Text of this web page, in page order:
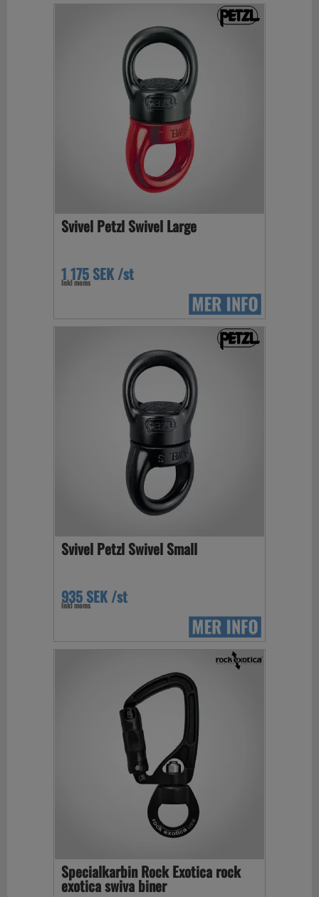
Svivel Petzl Swivel Large
1 175 SEK /st
Inkl moms
Svivel Petzl Swivel Small
935 SEK /st
Inkl moms
Specialkarbin Rock Exotica rock
exotica swiva biner